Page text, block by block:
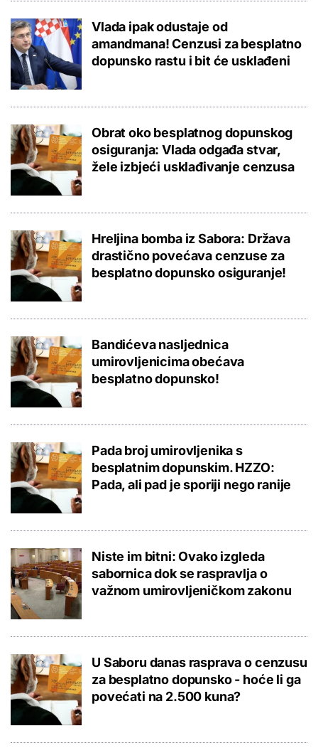
Vlada ipak odustaje od
amandmana! Cenzusi za besplatno
dopunsko rastu i bit će usklađeni
Obrat oko besplatnog dopunskog
osiguranja: Vlada odgađa stvar,
žele izbjeći usklađivanje cenzusa
Hreljina bomba iz Sabora: Država
drastično povećava cenzuse za
besplatno dopunsko osiguranje!
Bandićeva nasljednica
umirovljenicima obećava
besplatno dopunsko!
Pada broj umirovljenika s
besplatnim dopunskim. HZZO:
Pada, ali pad je sporiji nego ranije
Niste im bitni: Ovako izgleda
sabornica dok se raspravlja o
važnom umirovljeničkom zakonu
U Saboru danas rasprava o cenzusu
za besplatno dopunsko - hoće li ga
povećati na 2.500 kuna?